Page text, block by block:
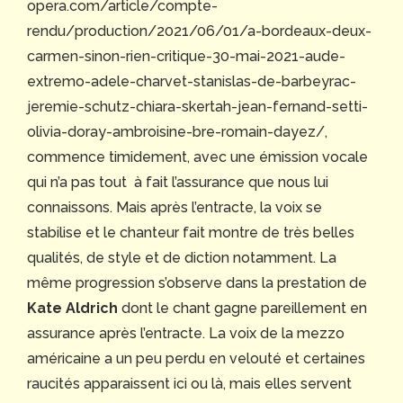
opera.com/article/compte-
rendu/production/2021/06/01/a-bordeaux-deux-
carmen-sinon-rien-critique-30-mai-2021-aude-
extremo-adele-charvet-stanislas-de-barbeyrac-
jeremie-schutz-chiara-skertah-jean-fernand-setti-
olivia-doray-ambroisine-bre-romain-dayez/,
commence timidement, avec une émission vocale
qui n’a pas tout à fait l’assurance que nous lui
connaissons. Mais après l’entracte, la voix se
stabilise et le chanteur fait montre de très belles
qualités, de style et de diction notamment. La
même progression s’observe dans la prestation de
Kate Aldrich dont le chant gagne pareillement en
assurance après l’entracte. La voix de la mezzo
américaine a un peu perdu en velouté et certaines
raucités apparaissent ici ou là, mais elles servent